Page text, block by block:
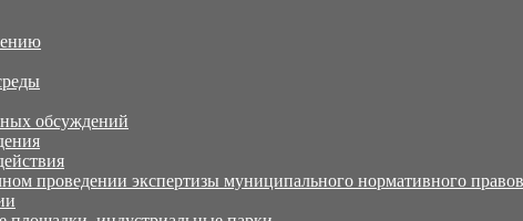
обсуждений
проведении экспертизы муниципального нормативного